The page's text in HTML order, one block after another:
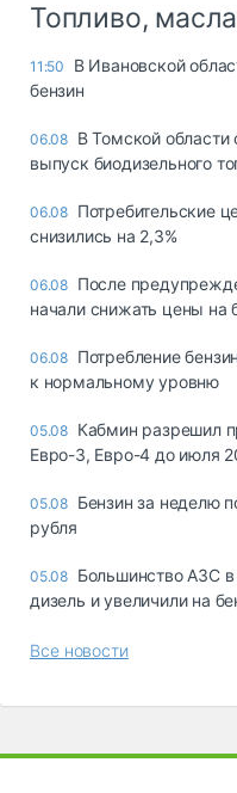
Топливо,
11:50
В Ивановской
бензин
06.08 В Томской области
выпуск биодизельного
06.08 Потребительские
снизились на 2,3%
06.08 После
начали снижать цены на
06.08 Потребление
к нормальному уровню
05.08 Кабмин разрешил
Евро-3, Евро-4 до июля
05.08 Бензин за неделю
рубля
05.08 Большинство АЗС в
дизель и увеличили на
Все новости